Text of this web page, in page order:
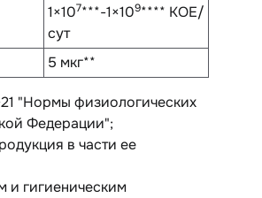
1×107***-1×109**** КОЕ/
сут
5 мкг**
"Нормы физиологических
Федерации";
в части ее
и гигиеническим